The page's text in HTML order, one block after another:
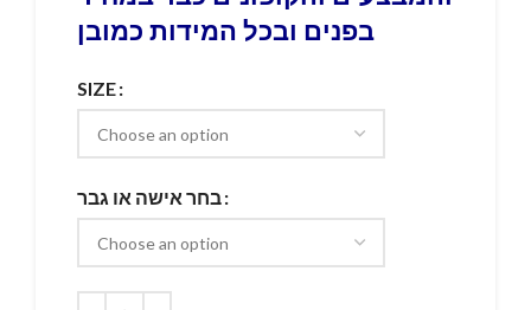
בפנים ובכל המידות כמובן
SIZE
בחר אישה או גבר